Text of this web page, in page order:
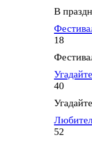
В
18
Угадайте
40
52